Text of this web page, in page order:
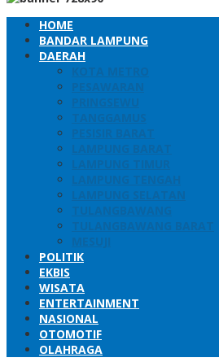
HOME
BANDAR LAMPUNG
DAERAH
KOTA METRO
PESAWARAN
PRINGSEWU
TANGGAMUS
PESISIR BARAT
LAMPUNG BARAT
LAMPUNG TIMUR
LAMPUNG TENGAH
LAMPUNG SELATAN
TULANGBAWANG
TULANGBAWANG BARAT
MESUJI
POLITIK
EKBIS
WISATA
ENTERTAINMENT
NASIONAL
OTOMOTIF
OLAHRAGA